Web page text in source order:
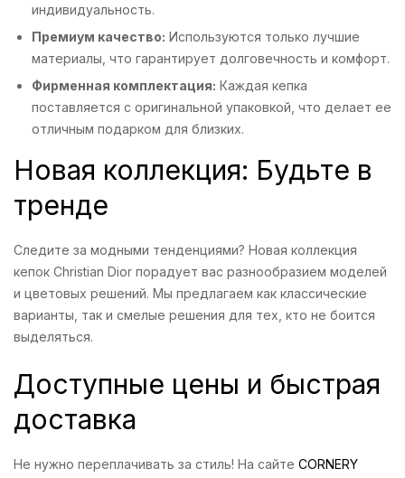
индивидуальность.
Премиум качество: Используются только лучшие
материалы, что гарантирует долговечность и комфорт.
Фирменная комплектация: Каждая кепка
поставляется с оригинальной упаковкой, что делает ее
отличным подарком для близких.
Новая коллекция: Будьте в
тренде
Следите за модными тенденциями? Новая коллекция
кепок Christian Dior порадует вас разнообразием моделей
и цветовых решений. Мы предлагаем как классические
варианты, так и смелые решения для тех, кто не боится
выделяться.
Доступные цены и быстрая
доставка
Не нужно переплачивать за стиль! На сайте CORNERY